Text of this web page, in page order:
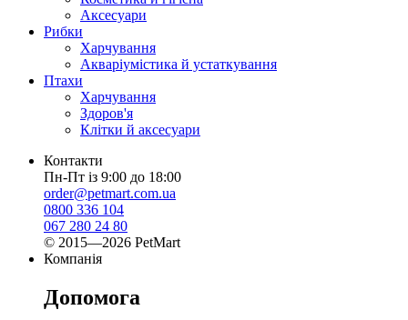
Аксесуари
Рибки
Харчування
Акваріумістика й устаткування
Птахи
Харчування
Здоров'я
Клітки й аксесуари
Контакти
Пн-Пт із 9:00 до 18:00
order@petmart.com.ua
0800 336 104
067 280 24 80
© 2015—2026 PetMart
Компанія
Допомога